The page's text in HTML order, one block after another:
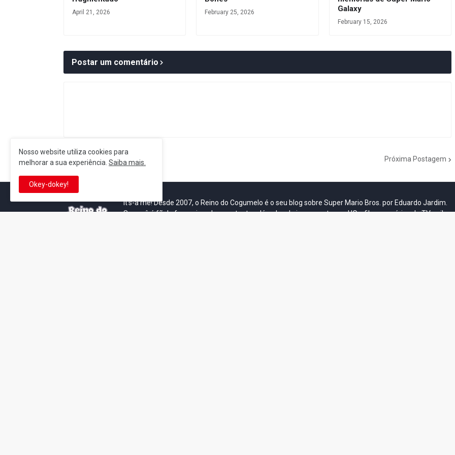
April 21, 2026 February 25, 2026
Galaxy
February 15, 2026
Postar um comentário
Postagem Anterior Próxima Postagem
It's-a me! Desde 2007, o Reino do Cogumelo é o seu blog sobre Super Mario Bros. por Eduardo Jardim.
Se você é fã da franquia e de suas tantas décadas de jogos, cartoons, HQs, filmes e séries de TV, saiba
Nosso website utiliza cookies para
melhorar a sua experiência. Saiba mais.
Okey-dokey!